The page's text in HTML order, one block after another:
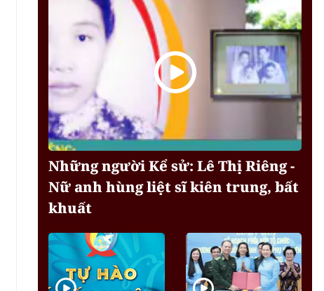
Những người Kể sử: Lê Thị Riêng -
Nữ anh hùng liệt sĩ kiên trung, bất
khuất